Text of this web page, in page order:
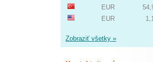
EUR
EUR
Zobraziť všetky »